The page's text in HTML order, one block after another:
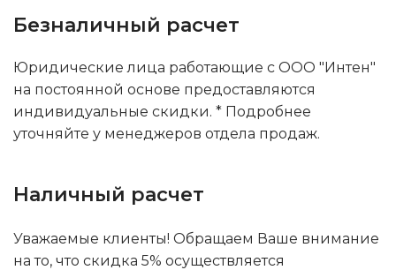
Безналичный расчет
Юридические лица работающие с ООО "Интен"
на постоянной основе предоставляются
индивидуальные скидки. * Подробнее
уточняйте у менеджеров отдела продаж.
Наличный расчет
Уважаемые клиенты! Обращаем Ваше внимание
на то, что скидка 5% осуществляется